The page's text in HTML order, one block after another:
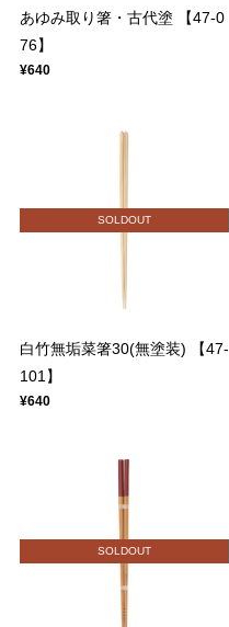
あゆみ取り箸・古代塗 【47-0
76】
¥640
SOLDOUT
白竹無垢菜箸30(無塗装) 【47-
101】
¥640
SOLDOUT